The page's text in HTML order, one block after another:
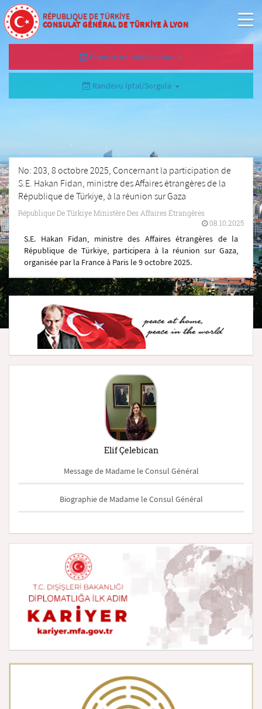
RÉPUBLIQUE DE TÜRKİYE
CONSULAT GÉNÉRAL DE TÜRKİYE À LYON
Prendre un rendez-vous
Randevu İptal/Sorgula
No: 203, 8 octobre 2025, Concernant la participation de
S.E. Hakan Fidan, ministre des Affaires étrangères de la
République de Türkiye, à la réunion sur Gaza
République De Türkiye Ministère Des Affaires Étrangères
08.10.2025
S.E. Hakan Fidan, ministre des Affaires étrangères de la
République de Türkiye, participera à la réunion sur Gaza,
organisée par la France à Paris le 9 octobre 2025.
Elif Çelebican
Message de Madame le Consul Général
Biographie de Madame le Consul Général